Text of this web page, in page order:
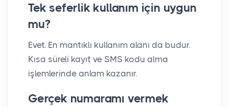
Tek seferlik kullanım için uygun
mu?
Evet. En mantıklı kullanım alanı da budur.
Kısa süreli kayıt ve SMS kodu alma
işlemlerinde anlam kazanır.
Gerçek numaramı vermek